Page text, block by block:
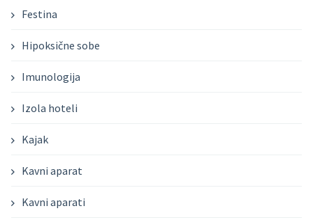
Festina
Hipoksične sobe
Imunologija
Izola hoteli
Kajak
Kavni aparat
Kavni aparati